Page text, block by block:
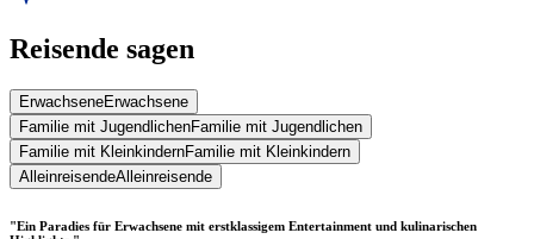
Reisende sagen
ErwachseneErwachsene
Familie mit JugendlichenFamilie mit Jugendlichen
Familie mit KleinkindernFamilie mit Kleinkindern
AlleinreisendeAlleinreisende
"Ein Paradies für Erwachsene mit erstklassigem Entertainment und kulinarischen